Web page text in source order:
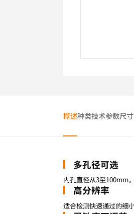
概述种类技术参数尺
多孔径可选
内孔直径从3至100mm
高分辨率
适合检测快速通过的细